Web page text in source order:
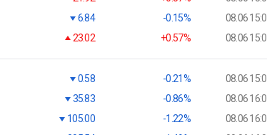
6.84 -0.15% 08.06
23.02 +0.57% 08.06
0.58 -0.21% 08.06
35.83 -0.86% 08.06
105.00 -1.22% 08.06